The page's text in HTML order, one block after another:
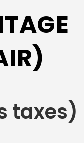
taxes)